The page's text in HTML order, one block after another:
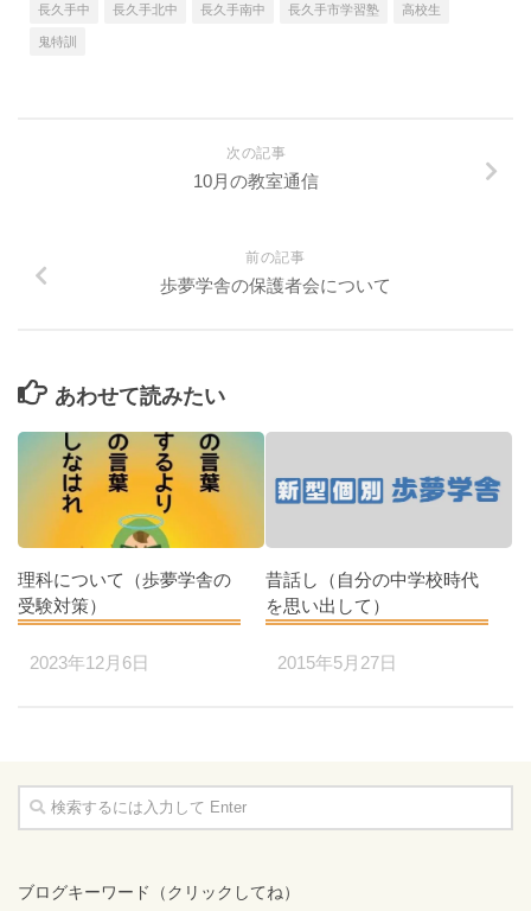
長久手中 長久手北中 長久手南中 長久手市学習塾 高校生
鬼特訓
次の記事
10月の教室通信
前の記事
歩夢学舎の保護者会について
あわせて読みたい
理科について（歩夢学舎の
受験対策）
2023年12月6日
昔話し（自分の中学校時代
を思い出して）
2015年5月27日
ブログキーワード（クリックしてね）